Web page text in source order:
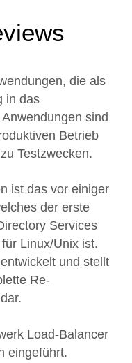
die als
in das
sind
Betrieb
Testzwecken.
ist das vor einiger
der erste
Services
Linux/Unix ist.
und stellt
Re-
Load-Balancer
eingeführt.